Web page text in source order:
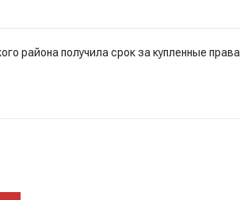
района получила срок за купленные права